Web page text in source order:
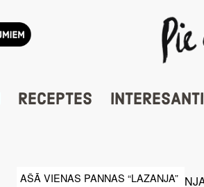
RECEPTES INTERESANTI
AŠĀ VIENAS PANNAS “LAZANJA”